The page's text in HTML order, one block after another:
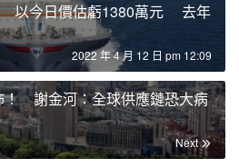
以今日價估虧1380萬元 去年
2022 年 4 月 12 日 pm 12:09
！ 謝金河：全球供應鏈恐大病
Next